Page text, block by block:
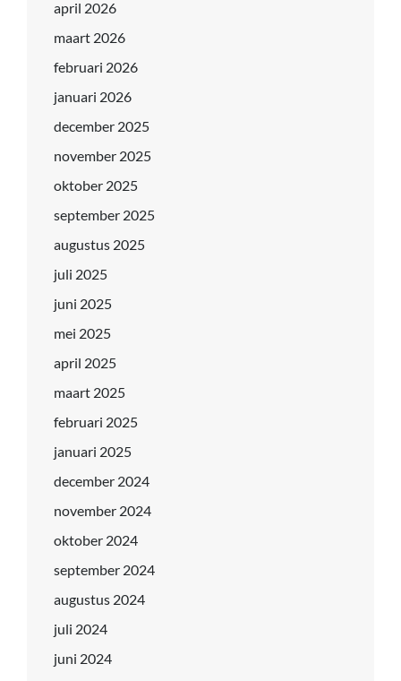
april 2026
maart 2026
februari 2026
januari 2026
december 2025
november 2025
oktober 2025
september 2025
augustus 2025
juli 2025
juni 2025
mei 2025
april 2025
maart 2025
februari 2025
januari 2025
december 2024
november 2024
oktober 2024
september 2024
augustus 2024
juli 2024
juni 2024